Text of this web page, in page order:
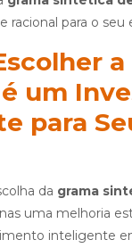
racional para o seu
a
um
para
da grama
uma melhoria
inteligente